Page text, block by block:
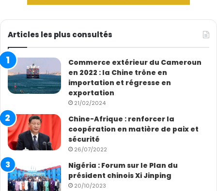
Articles les plus consultés
Commerce extérieur du Cameroun
en 2022 : la Chine trône en
importation et régresse en
exportation
21/02/2024
Chine-Afrique : renforcer la
coopération en matière de paix et
sécurité
26/07/2022
Nigéria : Forum sur le Plan du
président chinois Xi Jinping
20/10/2023